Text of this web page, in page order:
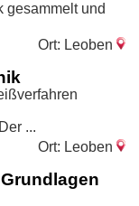
gesammelt und
Ort: Leoben
...
Ort: Leoben